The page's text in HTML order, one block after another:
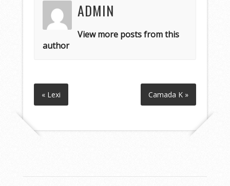
ADMIN
View more posts from this
author
« Lexi Camada K »